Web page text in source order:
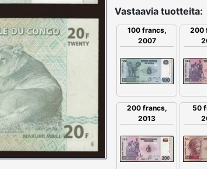
Vastaavia tuotteita:
100 francs,
2007
200
200 francs,
2013
50